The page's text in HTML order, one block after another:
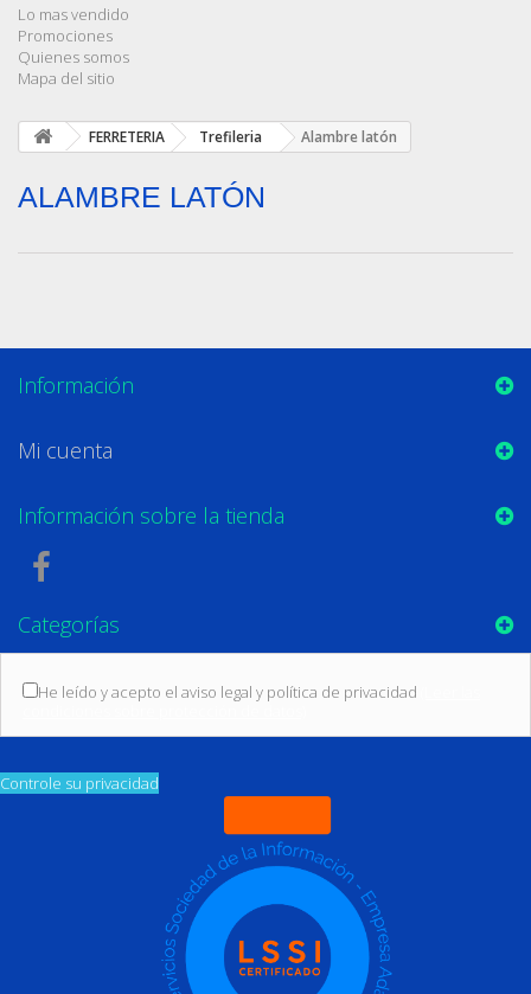
Lo mas vendido
Promociones
Quienes somos
Mapa del sitio
FERRETERIA Trefileria Alambre latón
ALAMBRE LATÓN
Información
Mi cuenta
Información sobre la tienda
Categorías
He leído y acepto el aviso legal y política de privacidad
Controle su privacidad